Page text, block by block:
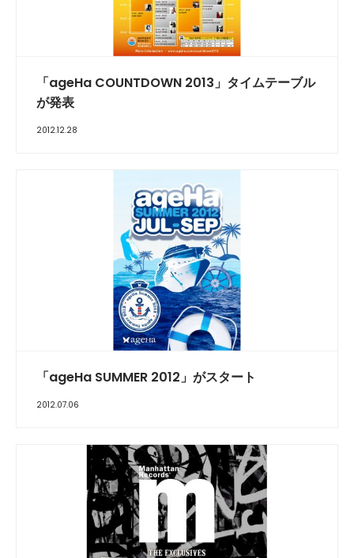
「ageHa COUNTDOWN 2013」タイムテーブル
が発表
2012.12.28
「ageHa SUMMER 2012」がスタート
2012.07.06